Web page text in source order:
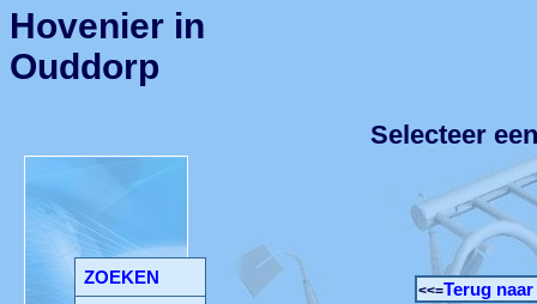
ZOEKEN
Hovenier in
Ouddorp
Selecteer
<<=Terug